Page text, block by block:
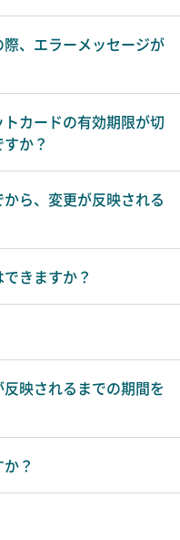
、エラーメッセージが
カードの有効期限が切
か？
ら、変更が反映される
きますか？
映されるまでの期間を
？